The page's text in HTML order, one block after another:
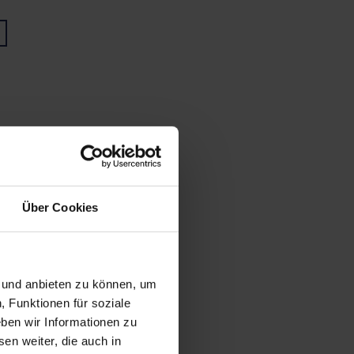
Über Cookies
anbieten zu können, um
Funktionen für soziale
wir Informationen zu
weiter, die auch in